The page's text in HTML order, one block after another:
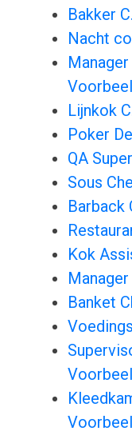
Bakker
Nacht
Lijnkok
Poker
QA
Sous
Barback
Kok
Banket